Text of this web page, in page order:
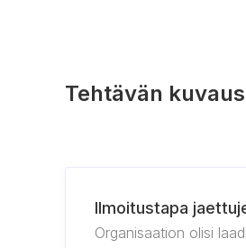
Tehtävän kuvaus
Ilmoitustapa
Organisaation olisi